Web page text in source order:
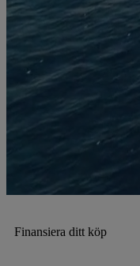
Finansiera ditt köp